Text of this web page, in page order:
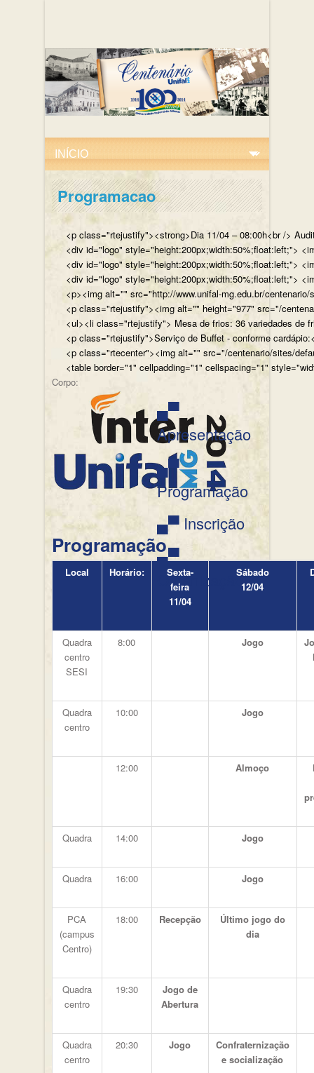
Programacao
<p class="rtejustify"><strong>Dia 11/04 – 08:00h<br />
<div id="logo" style="height:200px;width:50%;float:left;">
<div id="logo" style="height:200px;width:50%;float:left;">
<div id="logo" style="height:200px;width:50%;float:left;">
<p><img alt="" src="http://www.unifal-mg.edu.br/
<p class="rtejustify"><img alt="" height="977" src="/
<ul><li class="rtejustify"> Mesa de frios: 36 variedades de
<p class="rtejustify">Serviço de Buffet - conforme
<p class="rtecenter"><img alt="" src="/centenario/sites/
<table border="1" cellpadding="1" cellspacing="1"
Corpo:
▄▀
Apresentação
▄▀
Programação
▄▀ Inscrição
▄▀
Organização
Programação
Local Horário:
Sexta-
feira
11/04
Sábado
12/04
Quadra
centro
SESI
8:00 Jogo
Quadra
centro
10:00 Jogo
12:00 Almoço
Quadra 14:00 Jogo
Quadra 16:00 Jogo
PCA
(campus
Centro)
18:00 Recepção
Último jogo do
dia
Quadra
centro
19:30
Jogo de
Abertura
Quadra
centro
20:30 Jogo
Confraternização
e socialização